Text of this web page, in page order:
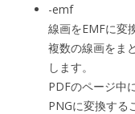
-emf
線画をEMFに変
複数の線画をま
します。
PDFのページ中
PNGに変換する